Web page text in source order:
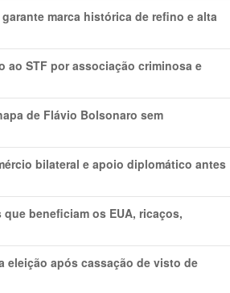
marca histórica de refino e alta
ao STF por associação criminosa e
de Flávio Bolsonaro sem
bilateral e apoio diplomático antes
beneficiam os EUA, ricaços,
eleição após cassação de visto de